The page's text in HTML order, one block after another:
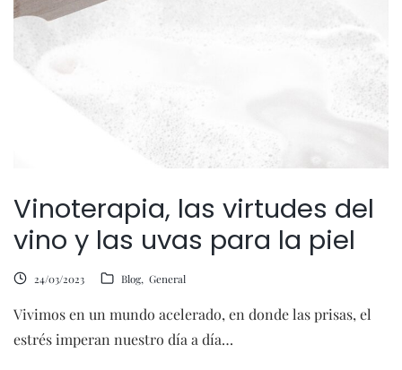
Vinoterapia, las virtudes del
vino y las uvas para la piel
24/03/2023 Blog General
Vivimos en un mundo acelerado, en donde las prisas, el
estrés imperan nuestro día a día…